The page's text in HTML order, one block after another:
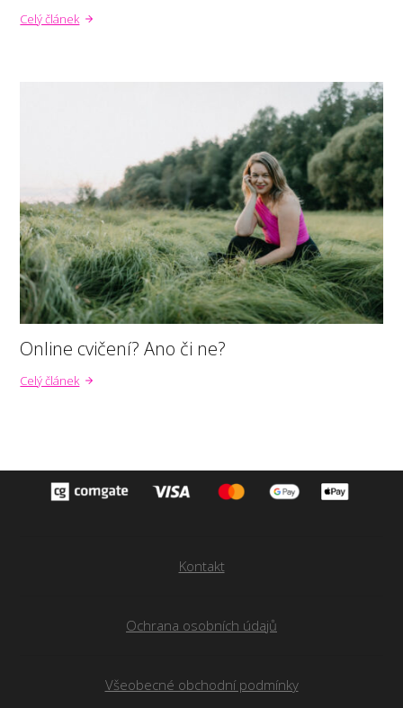
Celý článek
Online cvičení? Ano či ne?
Celý článek
Kontakt
Ochrana osobních údajů
Všeobecné obchodní podmínky